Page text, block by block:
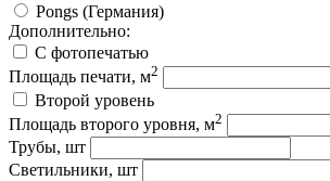
Pongs (Германия)
Дополнительно:
С фотопечатью
Площадь печати, м2
Второй уровень
Площадь второго уровня, м2
Трубы, шт
Светильники, шт